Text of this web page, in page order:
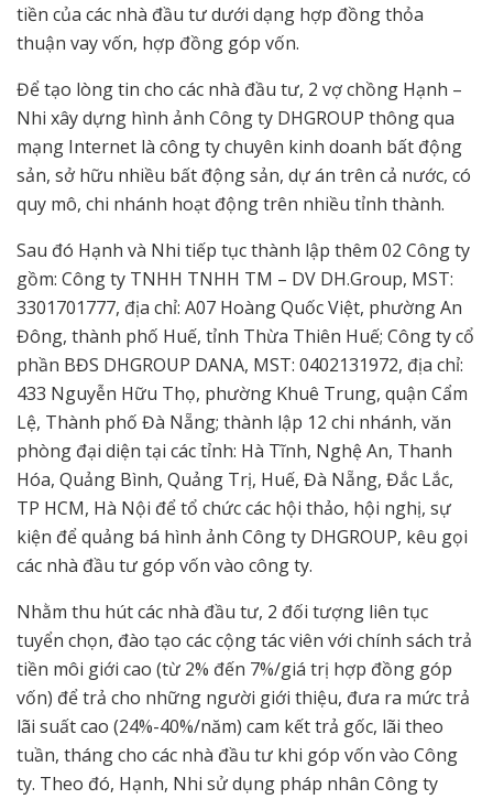
tiền của các nhà đầu tư dưới dạng hợp đồng thỏa
thuận vay vốn, hợp đồng góp vốn.
Để tạo lòng tin cho các nhà đầu tư, 2 vợ chồng Hạnh –
Nhi xây dựng hình ảnh Công ty DHGROUP thông qua
mạng Internet là công ty chuyên kinh doanh bất động
sản, sở hữu nhiều bất động sản, dự án trên cả nước, có
quy mô, chi nhánh hoạt động trên nhiều tỉnh thành.
Sau đó Hạnh và Nhi tiếp tục thành lập thêm 02 Công ty
gồm: Công ty TNHH TNHH TM – DV DH.Group, MST:
3301701777, địa chỉ: A07 Hoàng Quốc Việt, phường An
Đông, thành phố Huế, tỉnh Thừa Thiên Huế; Công ty cổ
phần BĐS DHGROUP DANA, MST: 0402131972, địa chỉ:
433 Nguyễn Hữu Thọ, phường Khuê Trung, quận Cẩm
Lệ, Thành phố Đà Nẵng; thành lập 12 chi nhánh, văn
phòng đại diện tại các tỉnh: Hà Tĩnh, Nghệ An, Thanh
Hóa, Quảng Bình, Quảng Trị, Huế, Đà Nẵng, Đắc Lắc,
TP HCM, Hà Nội để tổ chức các hội thảo, hội nghị, sự
kiện để quảng bá hình ảnh Công ty DHGROUP, kêu gọi
các nhà đầu tư góp vốn vào công ty.
Nhằm thu hút các nhà đầu tư, 2 đối tượng liên tục
tuyển chọn, đào tạo các cộng tác viên với chính sách trả
tiền môi giới cao (từ 2% đến 7%/giá trị hợp đồng góp
vốn) để trả cho những người giới thiệu, đưa ra mức trả
lãi suất cao (24%-40%/năm) cam kết trả gốc, lãi theo
tuần, tháng cho các nhà đầu tư khi góp vốn vào Công
ty. Theo đó, Hạnh, Nhi sử dụng pháp nhân Công ty